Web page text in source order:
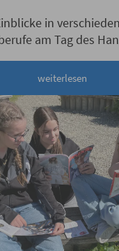
in
am Tag des
weiterlesen